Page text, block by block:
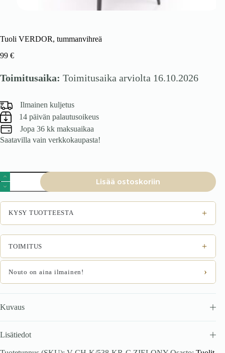
Tuoli VERDOR, tummanvihreä
99 €
Toimitusaika: Toimitusaika arviolta 16.10.2026
Ilmainen kuljetus
14 päivän palautusoikeus
Jopa 36 kk maksuaikaa
Saatavilla vain verkkokaupasta!
Tuoli
VERDOR,
tummanvihreä
määrä
Lisää ostoskoriin
KYSY TUOTTEESTA +
TOIMITUS +
Nouto on aina ilmainen! ›
Kuvaus
Lisätiedot